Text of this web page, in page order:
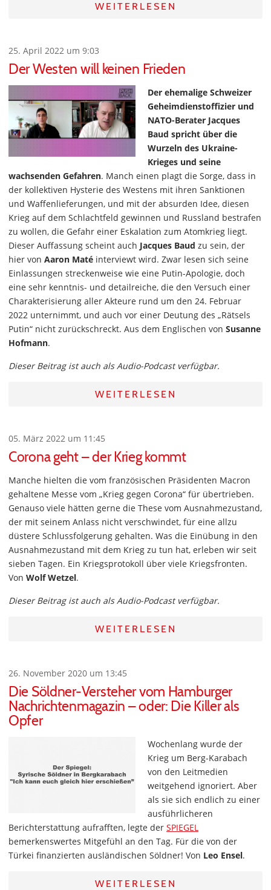
WEITERLESEN
25. April 2022 um 9:03
Der Westen will keinen Frieden
Der ehemalige Schweizer
Geheimdienstoffizier und
NATO-Berater Jacques
Baud spricht über die
Wurzeln des Ukraine-
Krieges und seine
wachsenden Gefahren. Manch einen plagt die Sorge, dass in
der kollektiven Hysterie des Westens mit ihren Sanktionen
und Waffenlieferungen, und mit der absurden Idee, diesen
Krieg auf dem Schlachtfeld gewinnen und Russland bestrafen
zu wollen, die Gefahr einer Eskalation zum Atomkrieg liegt.
Dieser Auffassung scheint auch Jacques Baud zu sein, der
hier von Aaron Maté interviewt wird. Zwar lesen sich seine
Einlassungen streckenweise wie eine Putin-Apologie, doch
eine sehr kenntnis- und detailreiche, die den Versuch einer
Charakterisierung aller Akteure rund um den 24. Februar
2022 unternimmt, und auch vor einer Deutung des „Rätsels
Putin“ nicht zurückschreckt. Aus dem Englischen von Susanne
Hofmann.
Dieser Beitrag ist auch als Audio-Podcast verfügbar.
WEITERLESEN
05. März 2022 um 11:45
Corona geht – der Krieg kommt
Manche hielten die vom französischen Präsidenten Macron
gehaltene Messe vom „Krieg gegen Corona“ für übertrieben.
Genauso viele hätten gerne die These vom Ausnahmezustand,
der mit seinem Anlass nicht verschwindet, für eine allzu
düstere Schlussfolgerung gehalten. Was die Einübung in den
Ausnahmezustand mit dem Krieg zu tun hat, erleben wir seit
sieben Tagen. Ein Kriegsprotokoll über viele Kriegsfronten.
Von Wolf Wetzel.
Dieser Beitrag ist auch als Audio-Podcast verfügbar.
WEITERLESEN
26. November 2020 um 13:45
Die Söldner-Versteher vom Hamburger
Nachrichtenmagazin – oder: Die Killer als
Opfer
Wochenlang wurde der
Krieg um Berg-Karabach
von den Leitmedien
weitgehend ignoriert. Aber
als sie sich endlich zu einer
ausführlicheren
Berichterstattung aufrafften, legte der SPIEGEL
bemerkenswertes Mitgefühl an den Tag. Für die von der
Türkei finanzierten ausländischen Söldner! Von Leo Ensel.
WEITERLESEN